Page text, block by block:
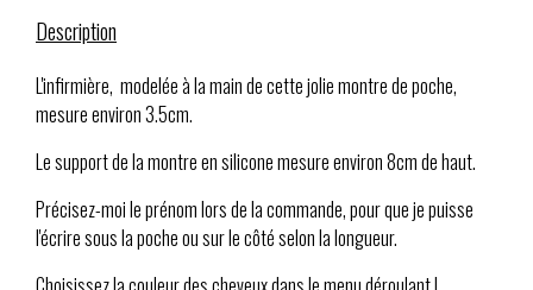
Description
L'infirmière, modelée à la main de cette jolie montre de poche,
mesure environ 3.5cm.
Le support de la montre en silicone mesure environ 8cm de haut.
Précisez-moi le prénom lors de la commande, pour que je puisse
l'écrire sous la poche ou sur le côté selon la longueur.